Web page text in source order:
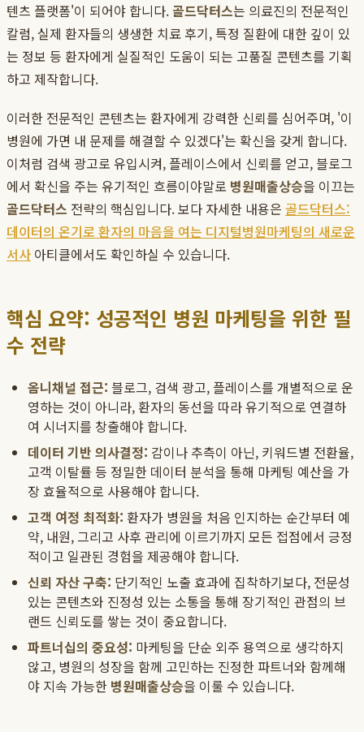
텐츠 플랫폼'이 되어야 합니다. 골드닥터스는 의료진의 전문적인
칼럼, 실제 환자들의 생생한 치료 후기, 특정 질환에 대한 깊이 있
는 정보 등 환자에게 실질적인 도움이 되는 고품질 콘텐츠를 기획
하고 제작합니다.
이러한 전문적인 콘텐츠는 환자에게 강력한 신뢰를 심어주며, '이
병원에 가면 내 문제를 해결할 수 있겠다'는 확신을 갖게 합니다.
이처럼 검색 광고로 유입시켜, 플레이스에서 신뢰를 얻고, 블로그
에서 확신을 주는 유기적인 흐름이야말로 병원매출상승을 이끄는
골드닥터스 전략의 핵심입니다. 보다 자세한 내용은 골드닥터스:
데이터의 온기로 환자의 마음을 여는 디지털병원마케팅의 새로운
서사 아티클에서도 확인하실 수 있습니다.
핵심 요약: 성공적인 병원 마케팅을 위한 필
수 전략
옴니채널 접근: 블로그, 검색 광고, 플레이스를 개별적으로 운
영하는 것이 아니라, 환자의 동선을 따라 유기적으로 연결하
여 시너지를 창출해야 합니다.
데이터 기반 의사결정: 감이나 추측이 아닌, 키워드별 전환율,
고객 이탈률 등 정밀한 데이터 분석을 통해 마케팅 예산을 가
장 효율적으로 사용해야 합니다.
고객 여정 최적화: 환자가 병원을 처음 인지하는 순간부터 예
약, 내원, 그리고 사후 관리에 이르기까지 모든 접점에서 긍정
적이고 일관된 경험을 제공해야 합니다.
신뢰 자산 구축: 단기적인 노출 효과에 집착하기보다, 전문성
있는 콘텐츠와 진정성 있는 소통을 통해 장기적인 관점의 브
랜드 신뢰도를 쌓는 것이 중요합니다.
파트너십의 중요성: 마케팅을 단순 외주 용역으로 생각하지
않고, 병원의 성장을 함께 고민하는 진정한 파트너와 함께해
야 지속 가능한 병원매출상승을 이룰 수 있습니다.